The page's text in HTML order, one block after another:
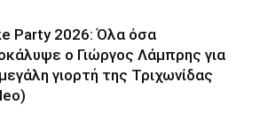
Party 2026: Όλα όσα
ο Γιώργος Λάμπρης για
γιορτή της Τριχωνίδας